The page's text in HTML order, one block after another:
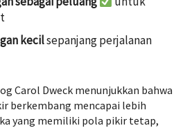
kecilsepanjang perjalanan
Carol Dweck menunjukkan bahwa
berkembang mencapai lebih
yang memiliki pola pikir tetap,